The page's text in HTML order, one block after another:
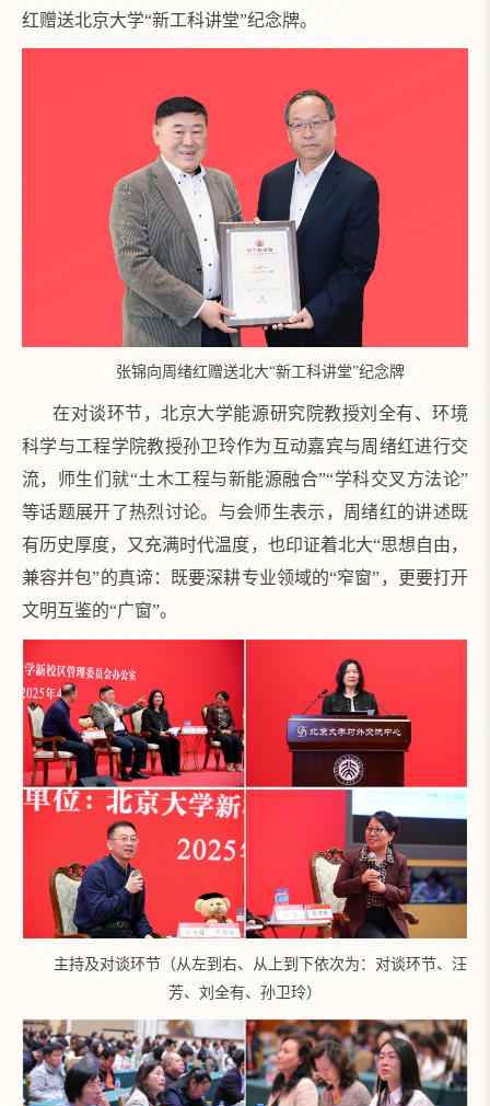
红赠送北京大学“新工科讲堂”纪念牌。
张锦向周绪红赠送北大“新工科讲堂”纪念牌
在对谈环节，北京大学能源研究院教授刘全有、环境
科学与工程学院教授孙卫玲作为互动嘉宾与周绪红进行交
流，师生们就“土木工程与新能源融合”“学科交叉方法论”
等话题展开了热烈讨论。与会师生表示，周绪红的讲述既
有历史厚度，又充满时代温度，也印证着北大“思想自由，
兼容并包”的真谛：既要深耕专业领域的“窄窗”，更要打开
文明互鉴的“广窗”。
主持及对谈环节（从左到右、从上到下依次为：对谈环节、汪
芳、刘全有、孙卫玲）